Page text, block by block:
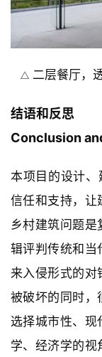
明，但灯管被不
建筑室内平添了
结语和反思
Conclusion